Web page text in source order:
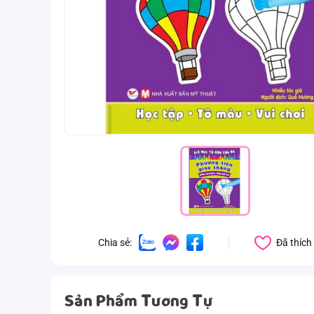
Chia sẻ: Đã thích
Sản Phẩm Tương Tự